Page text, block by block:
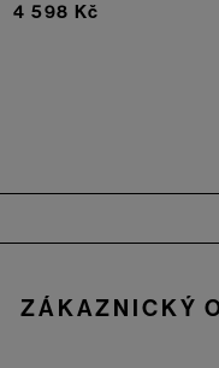
4 598 Kč
ZÁKAZNICKÝ